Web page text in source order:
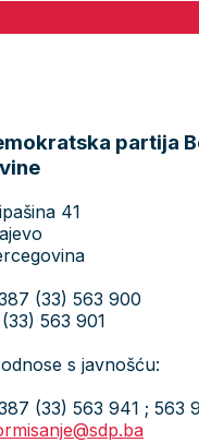
partija
41
(33) 563 900
563 901
s javnošću:
(33) 563 941 ; 563